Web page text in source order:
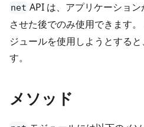
net API は、アプリケーション
させた後でのみ使用できます。
ジュールを使用しようとする
す。
メソッド